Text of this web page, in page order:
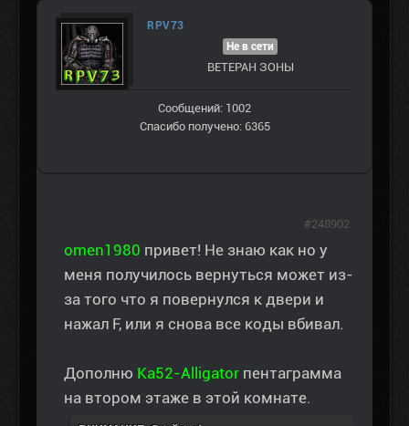
RPV73
Не в сети
ВЕТЕРАН ЗOНЫ
Сообщений: 1002
Спасибо получено: 6365
omen1980 привет! Не знаю как но у
меня получилось вернуться может из-
за того что я повернулся к двери и
нажал F, или я снова все коды вбивал.
Дополню Ka52-Alligator пентаграмма
на втором этаже в этой комнате.
#248902